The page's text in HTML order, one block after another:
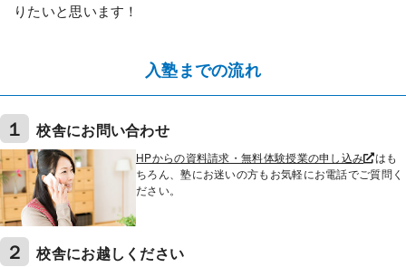
りたいと思います！
入塾までの流れ
１ 校舎にお問い合わせ
HPからの資料請求・無料体験授業の申し込み
はも
ちろん、塾にお迷いの方もお気軽にお電話でご質問く
ださい。
２ 校舎にお越しください